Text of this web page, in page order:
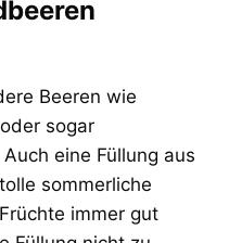
Beeren wie
sogar
eine Füllung aus
sommerliche
immer gut